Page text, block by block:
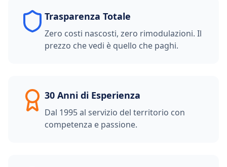
Trasparenza Totale
Zero costi nascosti, zero rimodulazioni. Il
prezzo che vedi è quello che paghi.
30 Anni di Esperienza
Dal 1995 al servizio del territorio con
competenza e passione.